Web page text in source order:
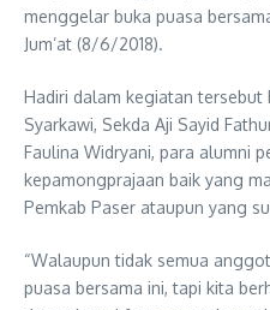
menggelar buka puasa
Jum’at (8/6/2018).
Hadiri dalam kegiatan tersebut
Syarkawi, Sekda Aji Sayid
Faulina Widryani, para alumni
kepamongprajaan baik yang
Pemkab Paser ataupun yang
“Walaupun tidak semua
puasa bersama ini, tapi kita